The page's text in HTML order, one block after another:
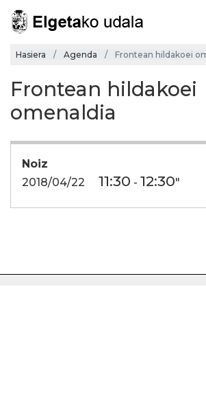
Hasiera Agenda Frontean hildakoei
Frontean hildakoei
omenaldia
Noiz
2018/04/22
11:30 - 12:30"